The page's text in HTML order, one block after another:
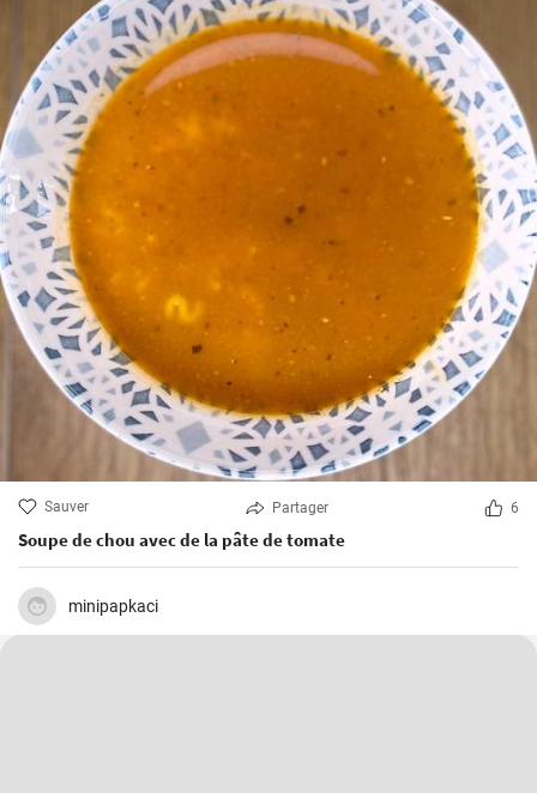
Sauver Partager 6
Soupe de chou avec de la pâte de tomate
minipapkaci